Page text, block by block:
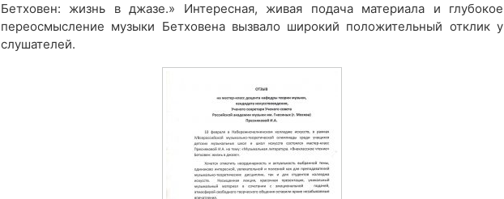
Бетховен: жизнь в джазе.» Интересная, живая подача материала и глубокое
переосмысление музыки Бетховена вызвало широкий положительный отклик у
слушателей.